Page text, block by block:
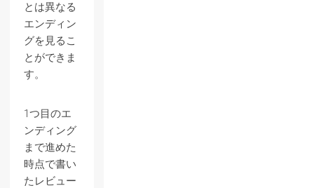
とは異なる
エンディン
グを見るこ
とができま
す。
1つ目のエ
ンディング
まで進めた
時点で書い
たレビュー